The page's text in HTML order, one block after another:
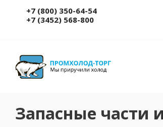
+7 (800) 350-64-54
+7 (3452) 568-800
Запасные части